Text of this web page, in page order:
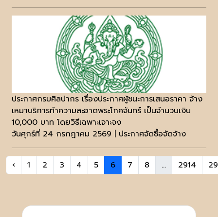
ประกาศกรมศิลปากร เรื่องประกาศผู้ชนะการเสนอราคา จ้าง
เหมาบริการทำความสะอาดพระโกศจันทร์ เป็นจำนวนเงิน
10,000 บาท โดยวิธีเฉพาะเจาะจง
วันศุกร์ที่ 24 กรกฎาคม 2569 | ประกาศจัดซื้อจัดจ้าง
‹ 1 2 3 4 5 6 7 8 ... 2914